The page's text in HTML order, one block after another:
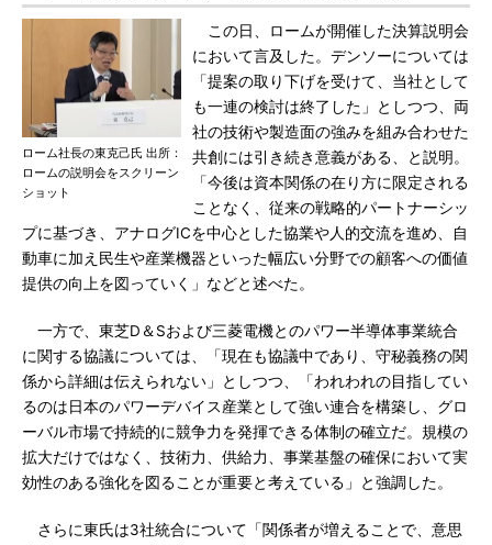
ローム社長の東克己氏 出所：
ロームの説明会をスクリーン
ショット
この日、ロームが開催した決算説明会
において言及した。デンソーについては
「提案の取り下げを受けて、当社として
も一連の検討は終了した」としつつ、両
社の技術や製造面の強みを組み合わせた
共創には引き続き意義がある、と説明。
「今後は資本関係の在り方に限定される
ことなく、従来の戦略的パートナーシッ
プに基づき、アナログICを中心とした協業や人的交流を進め、自
動車に加え民生や産業機器といった幅広い分野での顧客への価値
提供の向上を図っていく」などと述べた。
一方で、東芝D＆Sおよび三菱電機とのパワー半導体事業統合
に関する協議については、「現在も協議中であり、守秘義務の関
係から詳細は伝えられない」としつつ、「われわれの目指してい
るのは日本のパワーデバイス産業として強い連合を構築し、グロ
ーバル市場で持続的に競争力を発揮できる体制の確立だ。規模の
拡大だけではなく、技術力、供給力、事業基盤の確保において実
効性のある強化を図ることが重要と考えている」と強調した。
さらに東氏は3社統合について「関係者が増えることで、意思